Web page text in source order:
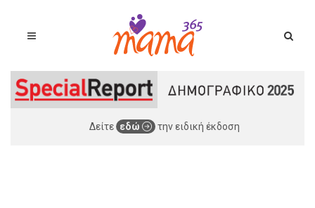
Δείτε εδώ την ειδική έκδοση